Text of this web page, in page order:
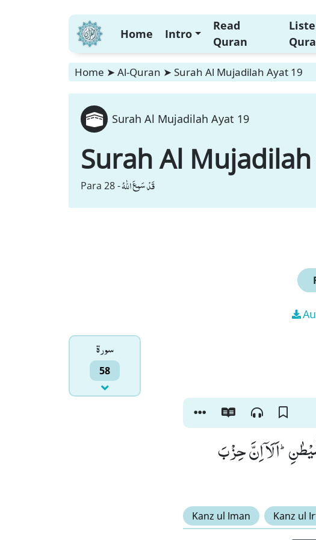
Home Intro
Read
Quran
Home ➤ Al-Quran ➤ Surah Al Mujadilah Ayat 19
Surah Al Mujadilah Ayat 19
Surah Al Mujadilah
Para 28 -قَدْ سَمِعَ اللّٰهُ
سورۃ
58
اَلَاۤ اِنَّ حِزْبَ
Kanz ul Iman Kanz ul